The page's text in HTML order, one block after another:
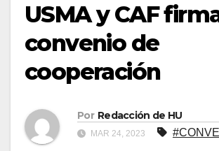
USMA y CAF
convenio de
cooperación
Por Redacción de HU
MAR 24, 2023